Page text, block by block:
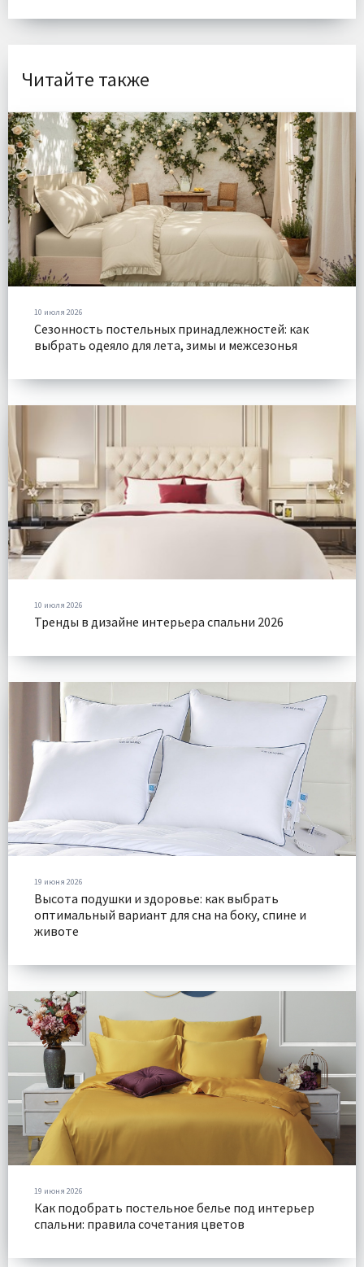
Читайте также
10 июля 2026
Сезонность постельных принадлежностей: как
выбрать одеяло для лета, зимы и межсезонья
10 июля 2026
Тренды в дизайне интерьера спальни 2026
19 июня 2026
Высота подушки и здоровье: как выбрать
оптимальный вариант для сна на боку, спине и
животе
19 июня 2026
Как подобрать постельное белье под интерьер
спальни: правила сочетания цветов